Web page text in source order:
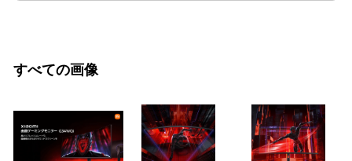
すべての画像